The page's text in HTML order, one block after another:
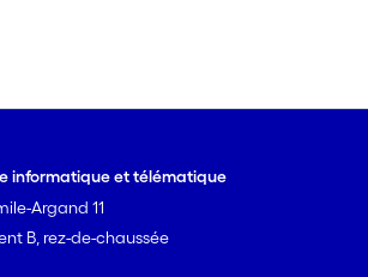
informatique et télématique
Argand 11
B, rez-de-chaussée